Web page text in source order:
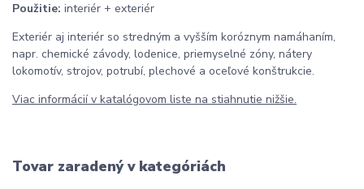
Použitie: interiér + exteriér
Exteriér aj interiér so stredným a vyšším koróznym namáhaním,
napr. chemické závody, lodenice, priemyselné zóny, nátery
lokomotív, strojov, potrubí, plechové a oceľové konštrukcie.
Viac informácií v katalógovom liste na stiahnutie nižšie.
Tovar zaradený v kategóriách